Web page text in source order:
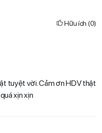
Hữu ích (0)
tuyệt vời. Cảm ơn HDV thật
xịn xịn